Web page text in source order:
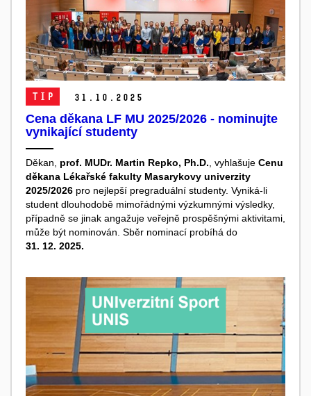
TIP 31. 10. 2025
Cena děkana LF MU 2025/2026 - nominujte
vynikající studenty
Děkan, prof. MUDr. Martin Repko, Ph.D. , vyhlašuje Cenu
děkana Lékařské fakulty Masarykovy univerzity
2025/2026 pro nejlepší pregraduální studenty. Vyniká-li
student dlouhodobě mimořádnými výzkumnými výsledky,
případně se jinak angažuje veřejně prospěšnými aktivitami,
může být nominován. Sběr nominací probíhá do
31. 12. 2025.